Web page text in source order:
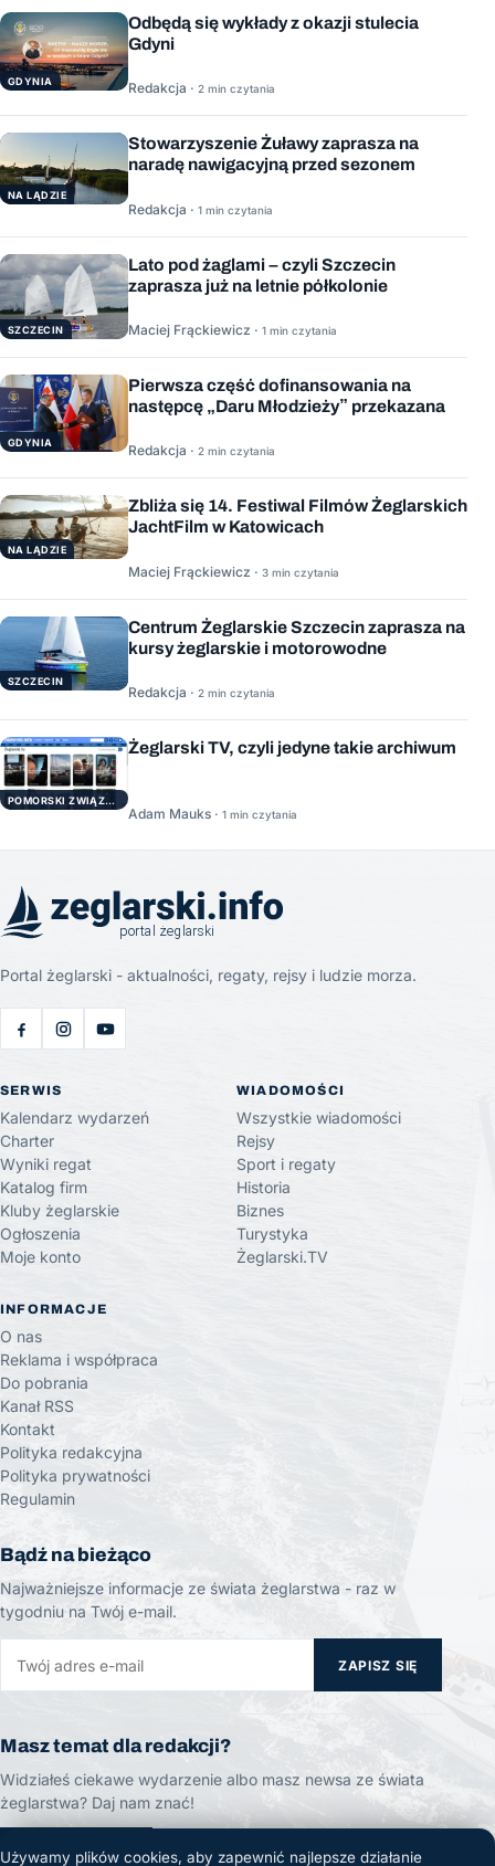
GDYNIA
Odbędą się wykłady z okazji stulecia
Gdyni
Redakcja · 2 min czytania
NA LĄDZIE
Stowarzyszenie Żuławy zaprasza na
naradę nawigacyjną przed sezonem
Redakcja · 1 min czytania
SZCZECIN
Lato pod żaglami – czyli Szczecin
zaprasza już na letnie półkolonie
Maciej Frąckiewicz · 1 min czytania
GDYNIA
Pierwsza część dofinansowania na
następcę „Daru Młodzieży” przekazana
Redakcja · 2 min czytania
NA LĄDZIE
Zbliża się 14. Festiwal Filmów Żeglarskich
JachtFilm w Katowicach
Maciej Frąckiewicz · 3 min czytania
SZCZECIN
Centrum Żeglarskie Szczecin zaprasza na
kursy żeglarskie i motorowodne
Redakcja · 2 min czytania
POMORSKI ZWIĄZEK ŻEGLARSKI
Żeglarski TV, czyli jedyne takie archiwum
Adam Mauks · 1 min czytania
Portal żeglarski - aktualności, regaty, rejsy i ludzie morza.
SERWIS
Kalendarz wydarzeń
Charter
Wyniki regat
Katalog firm
Kluby żeglarskie
Ogłoszenia
Moje konto
WIADOMOŚCI
Wszystkie wiadomości
Rejsy
Sport i regaty
Historia
Biznes
Turystyka
Żeglarski.TV
INFORMACJE
O nas
Reklama i współpraca
Do pobrania
Kanał RSS
Kontakt
Polityka redakcyjna
Polityka prywatności
Regulamin
Bądź na bieżąco
Najważniejsze informacje ze świata żeglarstwa - raz w
tygodniu na Twój e-mail.
ZAPISZ SIĘ
Masz temat dla redakcji?
Widziałeś ciekawe wydarzenie albo masz newsa ze świata
żeglarstwa? Daj nam znać!
ZGŁOŚ TEMAT
Używamy plików cookies, aby zapewnić najlepsze działanie